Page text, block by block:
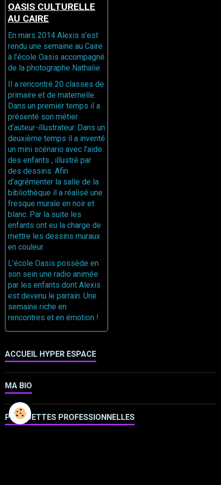
OASIS CULTURELLE
AU CAIRE
En mars 2014 Alexis s’est
rendu une semaine au Caire
à l’école Oasis accompagné
de la photographe Nathalie.
Il a rencontré 20 classes de
primaire et de maternelle.
Dans un premier temps il a
présenté son métier
d’auteur-illustrateur. Dans un
deuxième temps il a inventé
un mini scénario avec l’aide
des enfants , illustré par
des dessins. Afin
d’agrémenter la salle de la
bibliothèque il a réalisé une
fresque murale en noir et
blanc. Par la suite les
enfants ont eu la charge de
mettre les dessins muraux
en couleur.
L’école Oasis possède en
son sein une radio animée
par les enfants dont Alexis
est devenu le parrain. Une
semaine riche en
rencontres et en émotion !
ACCUEIL HYPER ESPACE
MA BIO
PLAQUETTES PROFESSIONNELLES